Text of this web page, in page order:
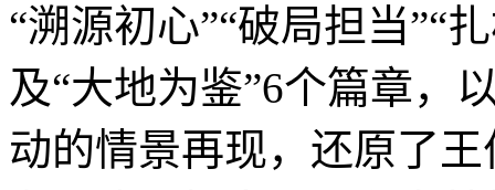
“溯源初心”“破局担当”“
及“大地为鉴”6个篇章，
动的情景再现，还原了